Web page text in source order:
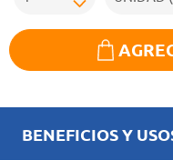
BENEFICIOS Y